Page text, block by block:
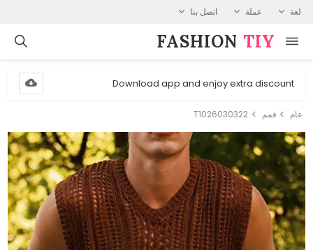
لغة عملة اتصل بنا
FASHION⁠ TIY
Download app and enjoy extra discount
عام قمم T1026030322